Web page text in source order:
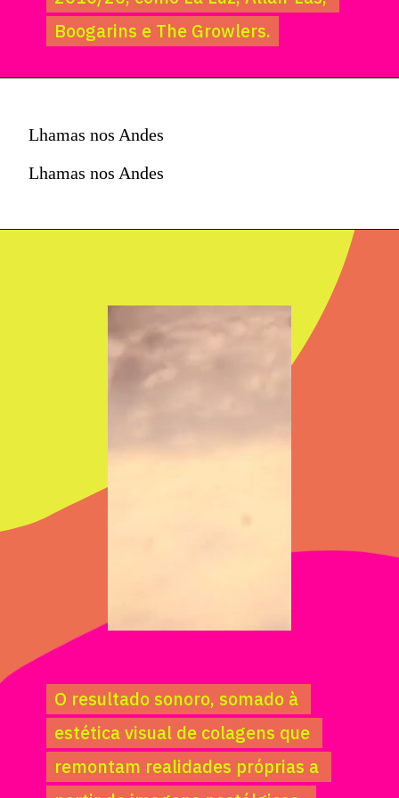
Boogarins e The Growlers.
Boogarins e The Growlers.
Lhamas nos Andes
Lhamas nos Andes
O resultado sonoro, somado à
estética visual de colagens que
remontam realidades próprias a
O resultado sonoro, somado à
estética visual de colagens que
remontam realidades próprias a